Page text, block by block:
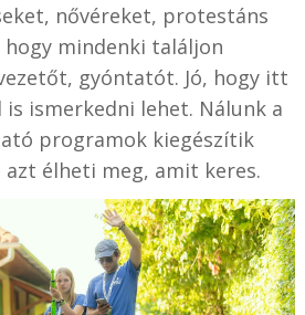
nővéreket, protestáns
hogy mindenki találjon
gyóntatót. Jó, hogy itt
is ismerkedni lehet. Nálunk a
programok kiegészítik
élheti meg, amit keres.